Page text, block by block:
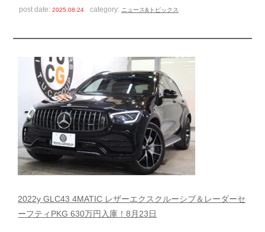
お問い合わせ
スタッフblog
ホーム T.U.C.GROUP
post date:2025.08.24 category: ニュース&トピックス
2022y GLC43 4MATIC レザーエクスクルーシブ＆レーダーセ
ーフティPKG 630万円入庫！8月23日